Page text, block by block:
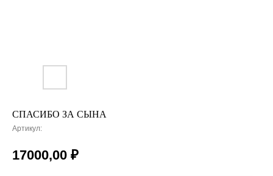
СПАСИБО ЗА СЫНА
Артикул:
17000,00 ₽